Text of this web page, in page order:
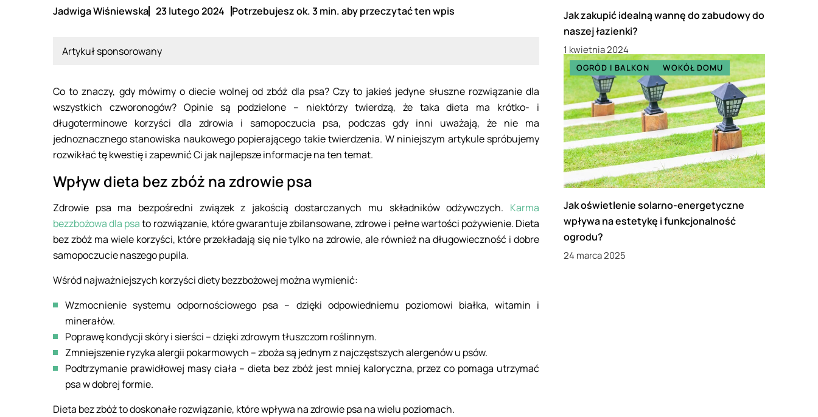
Jadwiga Wiśniewska 23 lutego 2024 Potrzebujesz ok. 3 min. aby przeczytać ten wpis
Artykuł sponsorowany
Co to znaczy, gdy mówimy o diecie wolnej od zbóż dla psa? Czy to jakieś jedyne słuszne rozwiązanie dla
wszystkich czworonogów? Opinie są podzielone – niektórzy twierdzą, że taka dieta ma krótko- i
długoterminowe korzyści dla zdrowia i samopoczucia psa, podczas gdy inni uważają, że nie ma
jednoznacznego stanowiska naukowego popierającego takie twierdzenia. W niniejszym artykule spróbujemy
rozwikłać tę kwestię i zapewnić Ci jak najlepsze informacje na ten temat.
Wpływ dieta bez zbóż na zdrowie psa
Zdrowie psa ma bezpośredni związek z jakością dostarczanych mu składników odżywczych. Karma
bezzbożowa dla psato rozwiązanie, które gwarantuje zbilansowane, zdrowe i pełne wartości pożywienie. Dieta
bez zbóż ma wiele korzyści, które przekładają się nie tylko na zdrowie, ale również na długowieczność i dobre
samopoczucie naszego pupila.
Wśród najważniejszych korzyści diety bezzbożowej można wymienić:
Wzmocnienie systemu odpornościowego psa – dzięki odpowiedniemu poziomowi białka, witamin i
minerałów.
Poprawę kondycji skóry i sierści – dzięki zdrowym tłuszczom roślinnym.
Zmniejszenie ryzyka alergii pokarmowych – zboża są jednym z najczęstszych alergenów u psów.
Podtrzymanie prawidłowej masy ciała – dieta bez zbóż jest mniej kaloryczna, przez co pomaga utrzymać
psa w dobrej formie.
Dieta bez zbóż to doskonałe rozwiązanie, które wpływa na zdrowie psa na wielu poziomach.
PROJEKTY WNĘTRZ
Jak zakupić idealną wannę do zabudowy do
naszej łazienki?
1 kwietnia 2024
OGRÓD I BALKON WOKÓŁ DOMU
Jak oświetlenie solarno-energetyczne
wpływa na estetykę i funkcjonalność
ogrodu?
24 marca 2025